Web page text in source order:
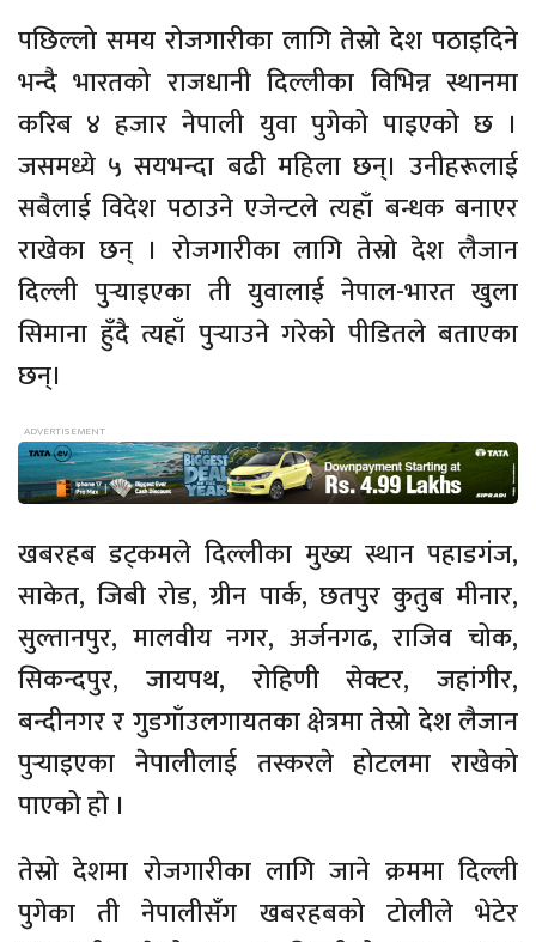
पछिल्लो समय रोजगारीका लागि तेस्रो देश पठाइदिने
भन्दै भारतको राजधानी दिल्लीका विभिन्न स्थानमा
करिब ४ हजार नेपाली युवा पुगेको पाइएको छ ।
जसमध्ये ५ सयभन्दा बढी महिला छन्। उनीहरूलाई
सबैलाई विदेश पठाउने एजेन्टले त्यहाँ बन्धक बनाएर
राखेका छन् । रोजगारीका लागि तेस्रो देश लैजान
दिल्ली पुर्‍याइएका ती युवालाई नेपाल-भारत खुला
सिमाना हुँदै त्यहाँ पुर्‍याउने गरेको पीडितले बताएका
छन्।
खबरहब डट्कमले दिल्लीका मुख्य स्थान पहाडगंज,
साकेत, जिबी रोड, ग्रीन पार्क, छतपुर कुतुब मीनार,
सुल्तानपुर, मालवीय नगर, अर्जनगढ, राजिव चोक,
सिकन्दपुर, जायपथ, रोहिणी सेक्टर, जहांगीर,
बन्दीनगर र गुडगाँउलगायतका क्षेत्रमा तेस्रो देश लैजान
पुर्‍याइएका नेपालीलाई तस्करले होटलमा राखेको
पाएको हाे ।
तेस्रो देशमा रोजगारीका लागि जाने क्रममा दिल्ली
पुगेका ती नेपालीसँग खबरहबको टोलीले भेटेर